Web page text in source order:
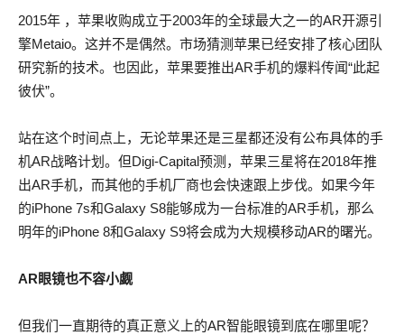
2015年 ，苹果收购成立于2003年的全球最大之一的AR开源引
擎Metaio。这并不是偶然。市场猜测苹果已经安排了核心团队
研究新的技术。也因此，苹果要推出AR手机的爆料传闻“此起
彼伏”。
站在这个时间点上，无论苹果还是三星都还没有公布具体的手
机AR战略计划。但Digi-Capital预测，苹果三星将在2018年推
出AR手机，而其他的手机厂商也会快速跟上步伐。如果今年
的iPhone 7s和Galaxy S8能够成为一台标准的AR手机，那么
明年的iPhone 8和Galaxy S9将会成为大规模移动AR的曙光。
AR眼镜也不容小觑
但我们一直期待的真正意义上的AR智能眼镜到底在哪里呢？